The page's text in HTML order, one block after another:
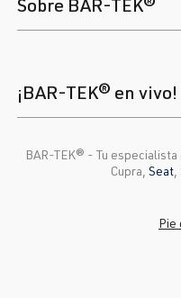
Sobre BAR-TEK®
¡BAR-TEK® en vivo!
BAR-TEK®️ - Tu especialista
Cupra, Seat,
Pie